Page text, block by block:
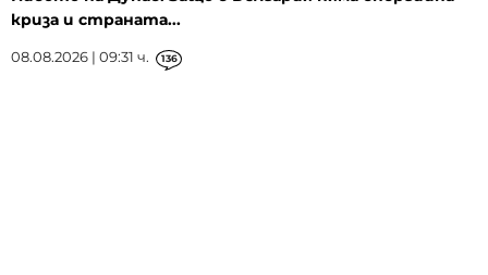
криза и страната...
08.08.2026 | 09:31 ч. 136